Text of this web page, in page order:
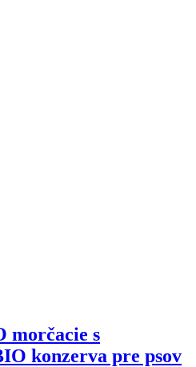
morčacie s
konzerva pre psov